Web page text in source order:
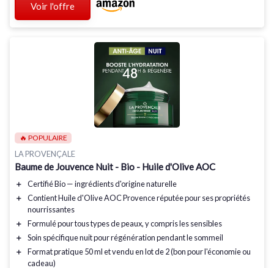
Voir l'offre
🔥 POPULAIRE
LA PROVENÇALE
Baume de Jouvence Nuit - Bio - Huile d'Olive AOC
＋ Certifié Bio— ingrédients d'origine naturelle
＋
ContientHuile d'Olive AOC Provenceréputée pour ses propriétés
nourrissantes
＋
Formulé pourtous types de peaux, y compris les sensibles
＋
Soin spécifiquenuitpour régénération pendant le sommeil
＋
Format pratique50 mlet vendu enlot de 2(bon pour l'économie ou
cadeau)